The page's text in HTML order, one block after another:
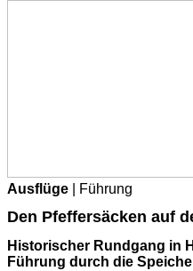
Ausflüge | Führung
Den Pfeffersäcken auf
Historischer Rundgang in
Führung durch die